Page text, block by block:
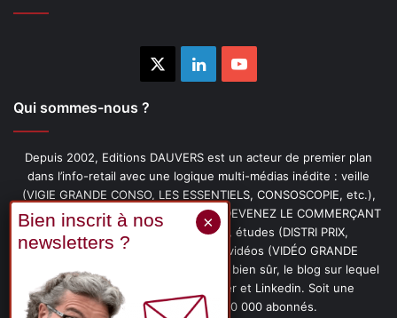
LinkedinYouTube
Qui sommes-nous ?
Depuis 2002, Editions DAUVERS est un acteur de premier plan
dans l’info-retail avec une logique multi-médias inédite : veille
(VIGIE GRANDE CONSO, LES ESSENTIELS, CONSOSCOPIE, etc.),
livres (PENSER-CLIENT, IMAGE-PRIX, DEVENEZ LE COMMERÇANT
PRÉFÉRÉ DE VOS CLIENTS, etc.), études (DISTRI PRIX,
PROMOFLASH, DRIVE INSIGHTS), vidéos (VIDÉO GRANDE
CONSO), podcasts (CAFÉ CONSO) et, bien sûr, le blog sur lequel
vous êtes, ainsi que les fils Twitter et Linkedin. Soit une
communauté de plus de 150 000 abonnés.